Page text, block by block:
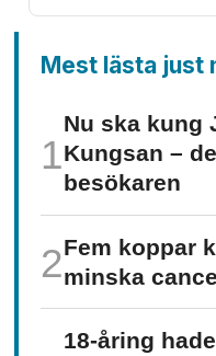
Mest lästa just
Nu ska kung
Kungsan –
besökaren
Fem koppar
minska
18-åring